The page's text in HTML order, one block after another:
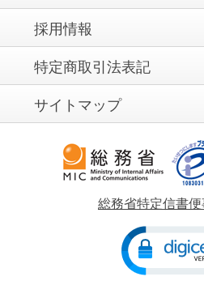
採用情報
特定商取引法表記
サイトマップ
総務省特定信書